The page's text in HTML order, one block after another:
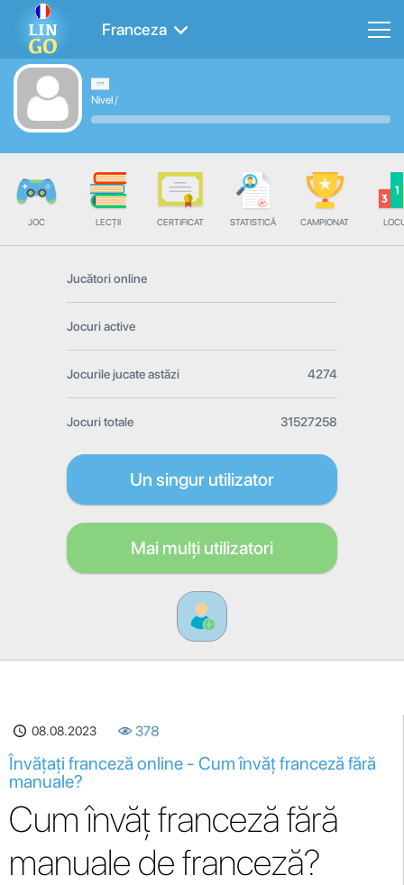
Franceza
Nivel/
JOC LECȚII CERTIFICAT STATISTICĂ CAMPIONAT
Jucători online
Jocuri active
Jocurile jucate astăzi 4274
Jocuri totale 31527258
Un singur utilizator
Mai mulți utilizatori
08.08.2023 378
Învățați franceză online - Cum învăț franceză fără
manuale?
Cum învăț franceză fără
manuale de franceză?